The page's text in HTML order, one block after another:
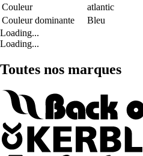
Couleur
atlantic
Couleur dominante
Bleu
Loading...
Loading...
Toutes nos marques